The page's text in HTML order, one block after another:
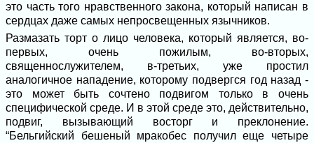
это часть того нравственного закона, который написан в
сердцах даже самых непросвещенных язычников.
Размазать торт о лицо человека, который является, во-
первых, очень пожилым, во-вторых,
священнослужителем, в-третьих, уже простил
аналогичное нападение, которому подвергся год назад -
это может быть сочтено подвигом только в очень
специфической среде. И в этой среде это, действительно,
подвиг, вызывающий восторг и преклонение.
“Бельгийский бешеный мракобес получил еще четыре